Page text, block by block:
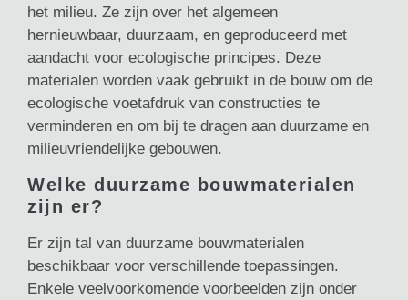
het milieu. Ze zijn over het algemeen
hernieuwbaar, duurzaam, en geproduceerd met
aandacht voor ecologische principes. Deze
materialen worden vaak gebruikt in de bouw om de
ecologische voetafdruk van constructies te
verminderen en om bij te dragen aan duurzame en
milieuvriendelijke gebouwen.
Welke duurzame bouwmaterialen
zijn er?
Er zijn tal van duurzame bouwmaterialen
beschikbaar voor verschillende toepassingen.
Enkele veelvoorkomende voorbeelden zijn onder